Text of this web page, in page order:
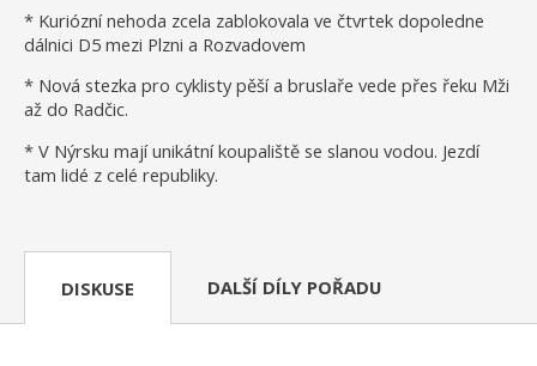
* Kuriózní nehoda zcela zablokovala ve čtvrtek dopoledne
dálnici D5 mezi Plzni a Rozvadovem
* Nová stezka pro cyklisty pěší a bruslaře vede přes řeku Mži
až do Radčic.
* V Nýrsku mají unikátní koupaliště se slanou vodou. Jezdí
tam lidé z celé republiky.
DISKUSE DALŠÍ DÍLY POŘADU